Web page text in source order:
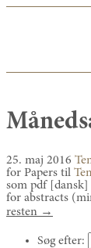
25. maj 2016
for Papers til
som pdf
for abstracts
resten →
Søg efter: